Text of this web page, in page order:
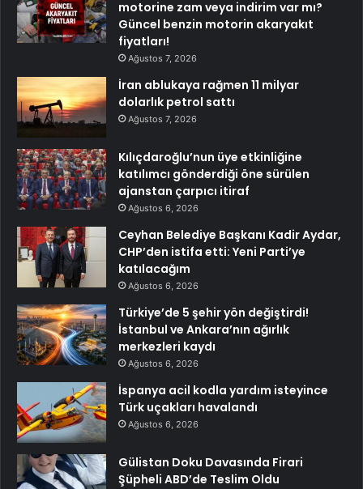
motorine zam veya indirim var mı?
Güncel benzin motorin akaryakıt
fiyatları!
Ağustos 7, 2026
İran ablukaya rağmen 11 milyar
dolarlık petrol sattı
Ağustos 7, 2026
Kılıçdaroğlu’nun üye etkinliğine
katılımcı gönderdiği öne sürülen
ajanstan çarpıcı itiraf
Ağustos 6, 2026
Ceyhan Belediye Başkanı Kadir Aydar,
CHP’den istifa etti: Yeni Parti’ye
katılacağım
Ağustos 6, 2026
Türkiye’de 5 şehir yön değiştirdi!
İstanbul ve Ankara’nın ağırlık
merkezleri kaydı
Ağustos 6, 2026
İspanya acil kodla yardım isteyince
Türk uçakları havalandı
Ağustos 6, 2026
Gülistan Doku Davasında Firari
Şüpheli ABD’de Teslim Oldu